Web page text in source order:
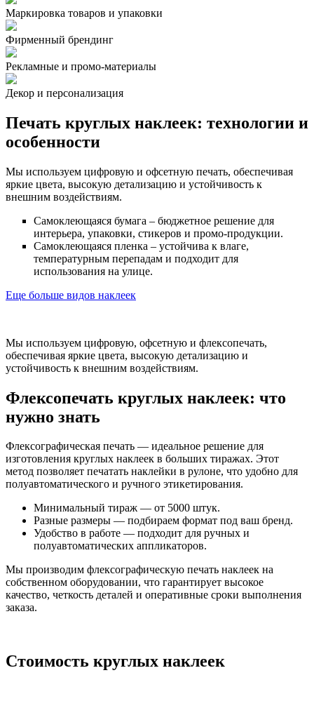
Маркировка товаров и упаковки
Фирменный брендинг
Рекламные и промо-материалы
Декор и персонализация
Печать круглых наклеек: технологии и
особенности
Мы используем цифровую и офсетную печать, обеспечивая
яркие цвета, высокую детализацию и устойчивость к
внешним воздействиям.
Самоклеющаяся бумага – бюджетное решение для
интерьера, упаковки, стикеров и промо-продукции.
Самоклеющаяся пленка – устойчива к влаге,
температурным перепадам и подходит для
использования на улице.
Еще больше видов наклеек
Мы используем цифровую, офсетную и флексопечать,
обеспечивая яркие цвета, высокую детализацию и
устойчивость к внешним воздействиям.
Флексопечать круглых наклеек: что
нужно знать
Флексографическая печать — идеальное решение для
изготовления круглых наклеек в больших тиражах. Этот
метод позволяет печатать наклейки в рулоне, что удобно для
полуавтоматического и ручного этикетирования.
Минимальный тираж — от 5000 штук.
Разные размеры — подбираем формат под ваш бренд.
Удобство в работе — подходит для ручных и
полуавтоматических аппликаторов.
Мы производим флексографическую печать наклеек на
собственном оборудовании, что гарантирует высокое
качество, четкость деталей и оперативные сроки выполнения
заказа.
Стоимость круглых наклеек